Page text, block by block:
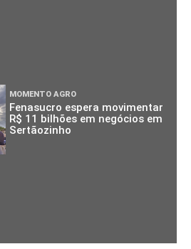
MOMENTO AGRO
Fenasucro espera movimentar
R$ 11 bilhões em negócios em
Sertãozinho